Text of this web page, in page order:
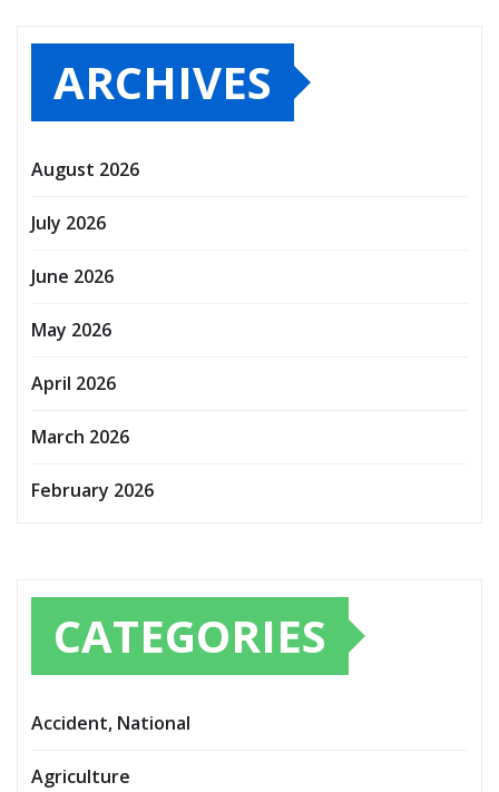
ARCHIVES
August 2026
July 2026
June 2026
May 2026
April 2026
March 2026
February 2026
CATEGORIES
Accident, National
Agriculture